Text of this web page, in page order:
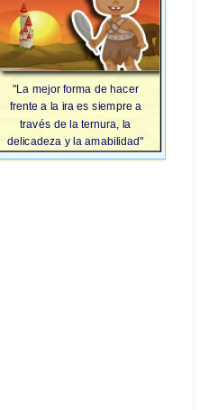
"La mejor forma de hacer
frente a la ira es siempre a
través de la ternura, la
delicadeza y la amabilidad"